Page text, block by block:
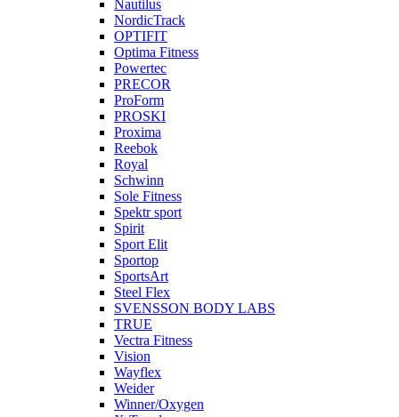
Nautilus
NordicTrack
OPTIFIT
Optima Fitness
Powertec
PRECOR
ProForm
PROSKI
Proxima
Reebok
Royal
Schwinn
Sole Fitness
Spektr sport
Spirit
Sport Elit
Sportop
SportsArt
Steel Flex
SVENSSON BODY LABS
TRUE
Vectra Fitness
Vision
Wayflex
Weider
Winner/Oxygen